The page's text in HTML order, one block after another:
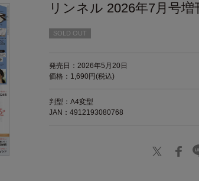
リンネル 2026年7月号増
SOLD OUT
発売日：2026年5月20日
価格：1,690円(税込)
判型：A4変型
JAN：4912193080768